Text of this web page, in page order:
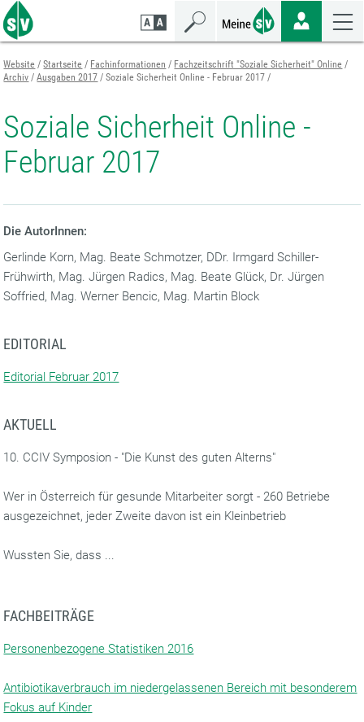
Zum
Seiteninhalt
springen
Zur
Navigation
springen
Zur
Mobilen
Navigation
springen
Website Startseite Fachinformationen
Fachzeitschrift "Soziale Sicherheit" Online
Archiv
Ausgaben 2017 Soziale Sicherheit Online - Februar 2017
Soziale Sicherheit Online -
Februar 2017
Die AutorInnen:
Gerlinde Korn, Mag. Beate Schmotzer, DDr. Irmgard Schiller-
Frühwirth, Mag. Jürgen Radics, Mag. Beate Glück, Dr. Jürgen
Soffried, Mag. Werner Bencic, Mag. Martin Block
EDITORIAL
Editorial Februar 2017
AKTUELL
10. CCIV Symposion - "Die Kunst des guten Alterns"
Wer in Österreich für gesunde Mitarbeiter sorgt - 260 Betriebe
ausgezeichnet, jeder Zweite davon ist ein Kleinbetrieb
Wussten Sie, dass ...
FACHBEITRÄGE
Personenbezogene Statistiken 2016
Antibiotikaverbrauch im niedergelassenen Bereich mit besonderem
Fokus auf Kinder